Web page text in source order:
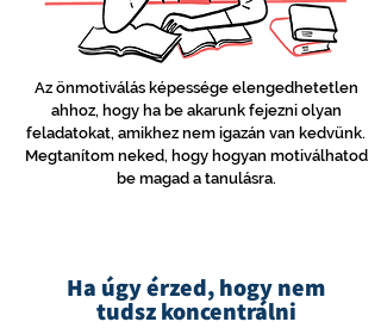
Az önmotiválás képessége elengedhetetlen
ahhoz, hogy ha be akarunk fejezni olyan
feladatokat, amikhez nem igazán van kedvünk.
Megtanítom neked, hogy hogyan motiválhatod
be magad a tanulásra.
Ha úgy érzed, hogy nem
tudsz koncentrálni